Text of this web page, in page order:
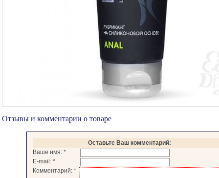
Отзывы и комментарии о товаре
Оставьте Ваш комментарий:
Ваше имя: *
E-mail: *
Комментарий: *